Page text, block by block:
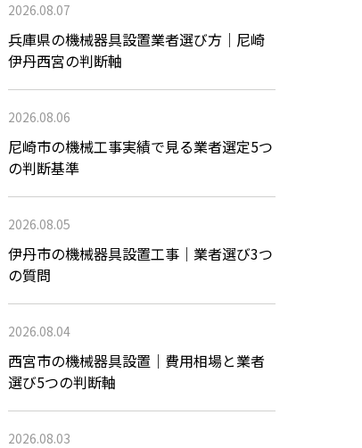
2026.08.07
兵庫県の機械器具設置業者選び方｜尼崎
伊丹西宮の判断軸
2026.08.06
尼崎市の機械工事実績で見る業者選定5つ
の判断基準
2026.08.05
伊丹市の機械器具設置工事｜業者選び3つ
の質問
2026.08.04
西宮市の機械器具設置｜費用相場と業者
選び5つの判断軸
2026.08.03